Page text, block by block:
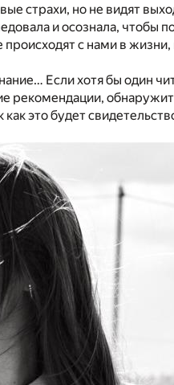
страхи, но не видят
и осознала, чтобы
с нами в
Если хотя бы один
рекомендации,
это будет